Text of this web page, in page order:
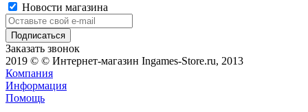
Новости магазина
Заказать звонок
2019 © © Интернет-магазин Ingames-Store.ru, 2013
Компания
Информация
Помощь